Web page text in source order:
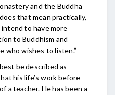
and the Buddha
that mean practically,
to have more
to Buddhism and
who wishes to listen.”
be described as
his life’s work before
a teacher. He has been a